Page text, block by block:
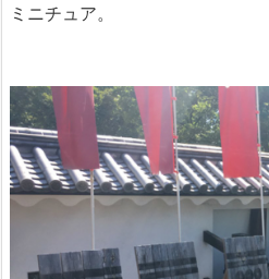
ミニチュア。